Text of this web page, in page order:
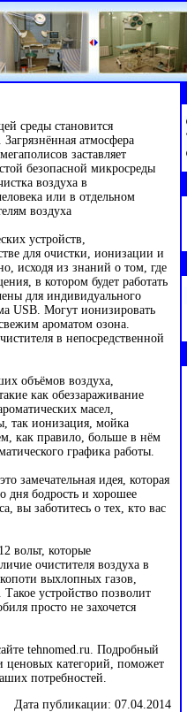
среды становится
атмосфера
заставляет
безопасной микросреды
воздуха в
или в отдельном
воздуха
устройств,
для очистки, ионизации и
исходя из знаний о том, где
в котором будет работать
для индивидуального
USB. Могут ионизировать
ароматом озона.
в непосредственной
объёмов воздуха,
как обеззараживание
масел,
так ионизация, мойка
как правило, больше в нём
графика работы.
замечательная идея, которая
дня бодрость и хорошее
вы заботитесь о тех, кто вас
вольт, которые
очистителя воздуха в
выхлопных газов,
устройство позволит
просто не захочется
tehnomed.ru. Подробный
ценовых категорий, поможет
потребностей.
Дата публикации: 07.04.2014